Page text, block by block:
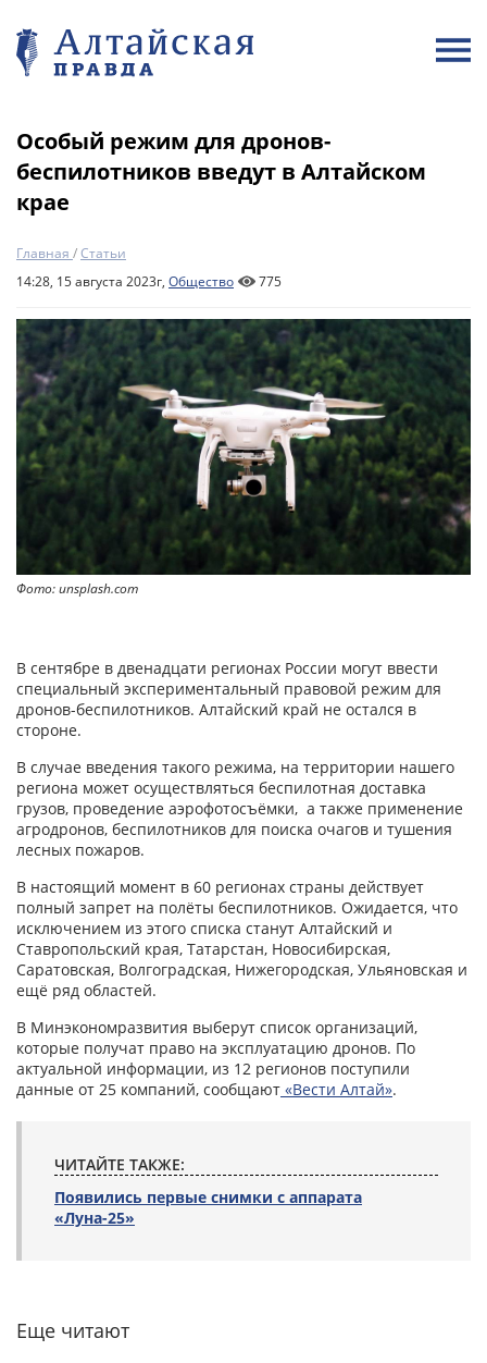
Особый режим для дронов-
беспилотников введут в Алтайском
крае
Главная /Статьи
14:28, 15 августа 2023г, Общество 775
Фото: unsplash.com
В сентябре в двенадцати регионах России могут ввести
специальный экспериментальный правовой режим для
дронов-беспилотников. Алтайский край не остался в
стороне.
В случае введения такого режима, на территории нашего
региона может осуществляться беспилотная доставка
грузов, проведение аэрофотосъёмки, а также применение
агродронов, беспилотников для поиска очагов и тушения
лесных пожаров.
В настоящий момент в 60 регионах страны действует
полный запрет на полёты беспилотников. Ожидается, что
исключением из этого списка станут Алтайский и
Ставропольский края, Татарстан, Новосибирская,
Саратовская, Волгоградская, Нижегородская, Ульяновская и
ещё ряд областей.
В Минэкономразвития выберут список организаций,
которые получат право на эксплуатацию дронов. По
актуальной информации, из 12 регионов поступили
данные от 25 компаний, сообщают «Вести Алтай».
ЧИТАЙТЕ ТАКЖЕ:
Появились первые снимки с аппарата
«Луна-25»
Еще читают